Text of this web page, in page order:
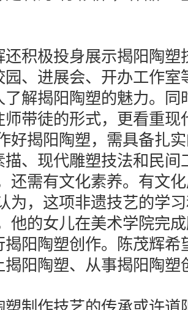
极投身展示揭阳陶塑
园、进展会、开办工作室
了解揭阳陶塑的魅力。同
师带徒的形式，更看重现
好揭阳陶塑，需具备扎
描、现代雕塑技法和民间
还需有文化素养。有文
为，这项非遗技艺的学
他的女儿在美术学院完
揭阳陶塑创作。陈茂辉希
揭阳陶塑、从事揭阳陶塑